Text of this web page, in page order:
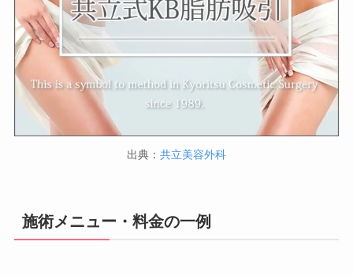
出典： 共立美容外科
施術メニュー・料金の一例